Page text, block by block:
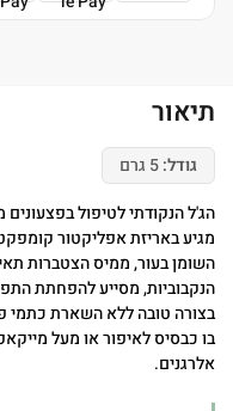
תיאור
גודל:
הג'ל הנקודתי לטיפול
מגיע באריזת אפליקטור
השומן בעור, ממיס הצטברות
הנקבוביות, מסייע להפחתת
בצורה טובה ללא השארת כתמי
בו כבסיס לאיפור או מעל
אלרגנים.